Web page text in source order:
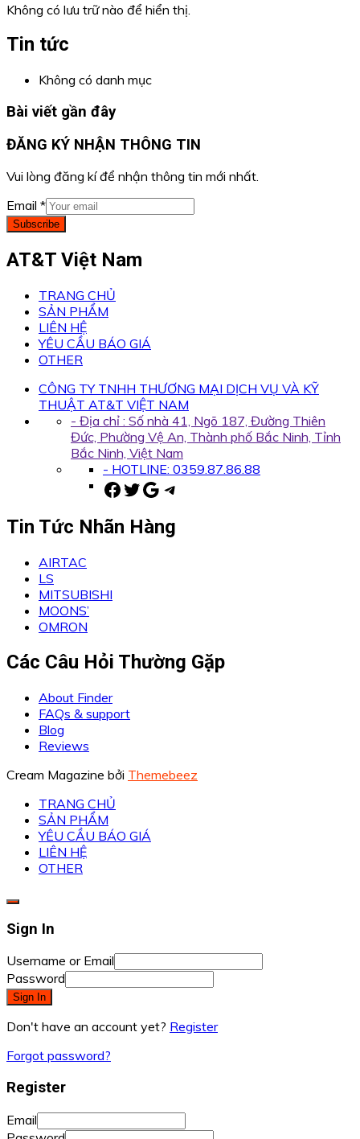
Không có lưu trữ nào để hiển thị.
Tin tức
Không có danh mục
Bài viết gần đây
ĐĂNG KÝ NHẬN THÔNG TIN
Vui lòng đăng kí để nhận thông tin mới nhất.
Email *
Subscribe
AT&T Việt Nam
TRANG CHỦ
SẢN PHẨM
LIÊN HỆ
YÊU CẦU BÁO GIÁ
OTHER
CÔNG TY TNHH THƯƠNG MẠI DỊCH VỤ VÀ KỸ
THUẬT AT&T VIỆT NAM
- Địa chỉ : Số nhà 41, Ngõ 187, Đường Thiên
Đức, Phường Vệ An, Thành phố Bắc Ninh, Tỉnh
Bắc Ninh, Việt Nam
- HOTLINE: 0359.87.86.88
Facebook
Twitter
Google
Telegram
Tin Tức Nhãn Hàng
AIRTAC
LS
MITSUBISHI
MOONS’
OMRON
Các Câu Hỏi Thường Gặp
About Finder
FAQs & support
Blog
Reviews
Cream Magazine bởi Themebeez
TRANG CHỦ
SẢN PHẨM
YÊU CẦU BÁO GIÁ
LIÊN HỆ
OTHER
Sign In
Username or Email
Password
Sign In
Don't have an account yet? Register
Forgot password?
Register
Email